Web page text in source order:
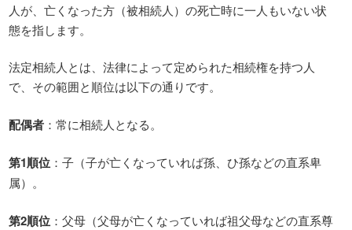
人が、亡くなった方（被相続人）の死亡時に一人もいない状
態を指します。
法定相続人とは、法律によって定められた相続権を持つ人
で、その範囲と順位は以下の通りです。
配偶者 ：常に相続人となる。
第1順位 ：子（子が亡くなっていれば孫、ひ孫などの直系卑
属）。
第2順位 ：父母（父母が亡くなっていれば祖父母などの直系尊